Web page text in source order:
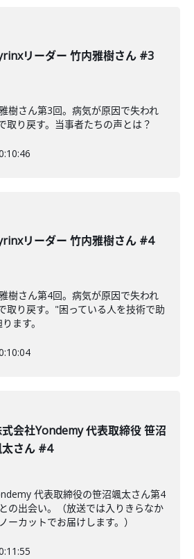
リーダー 竹内雅樹さん #3
樹さん第3回。病気が原因で失われ
取り戻す。当事者たちの声とは？
リーダー 竹内雅樹さん #4
樹さん第4回。病気が原因で失われ
取り戻す。"困っている人を技術で助
ます。
会社Yondemy 代表取締役 笹沼
さん #4
代表取締役の笹沼颯太さん第4
の出会い。（放送では入りきらなか
ーカットでお届けします。）